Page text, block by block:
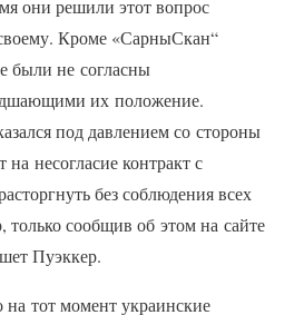
они решили этот вопрос
Кроме «СарныСкан“
были не согласны
их положение.
под давлением со стороны
несогласие контракт с
без соблюдения всех
сообщив об этом на сайте
Пуэккер.
тот момент украинские